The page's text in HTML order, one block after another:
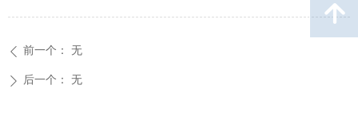
ꄴ 前一个： 无
ꄲ 后一个： 无
녕